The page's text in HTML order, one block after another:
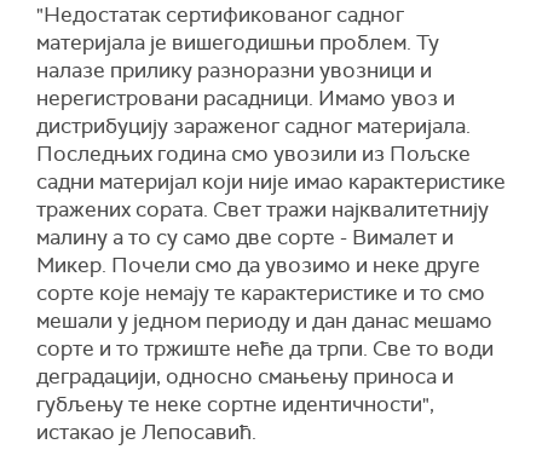
"Недостатак сертификованог садног
материјала је вишегодишњи проблем. Ту
налазе прилику разноразни увозници и
нерегистровани расадници. Имамо увоз и
дистрибуцију зараженог садног материјала.
Последњих година смо увозили из Пољске
садни материјал који није имао карактеристике
тражених сората. Свет тражи најквалитетнију
малину а то су само две сорте - Вималет и
Микер. Почели смо да увозимо и неке друге
сорте које немају те карактеристике и то смо
мешали у једном периоду и дан данас мешамо
сорте и то тржиште неће да трпи. Све то води
деградацији, односно смањењу приноса и
губљењу те неке сортне идентичности",
истакао је Лепосавић.